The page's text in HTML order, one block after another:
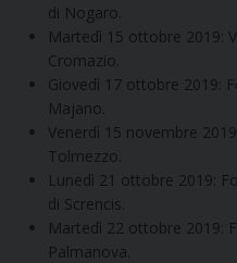
di Nogaro.
Martedì 15 ottobre 2019:
Cromazio.
Giovedì 17 ottobre 2019:
Majano.
Venerdì 15 novembre
Tolmezzo.
Lunedì 21 ottobre 2019:
di Screncis.
Martedì 22 ottobre 2019:
Palmanova.